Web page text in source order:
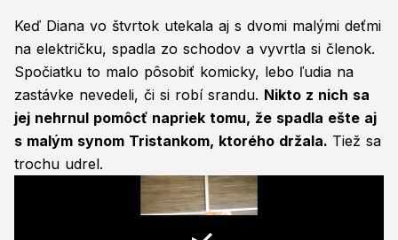
Keď Diana vo štvrtok utekala aj s dvomi malými deťmi
na električku, spadla zo schodov a vyvrtla si členok.
Spočiatku to malo pôsobiť komicky, lebo ľudia na
zastávke nevedeli, či si robí srandu. Nikto z nich sa
jej nehrnul pomôcť napriek tomu, že spadla ešte aj
s malým synom Tristankom, ktorého držala. Tiež sa
trochu udrel.